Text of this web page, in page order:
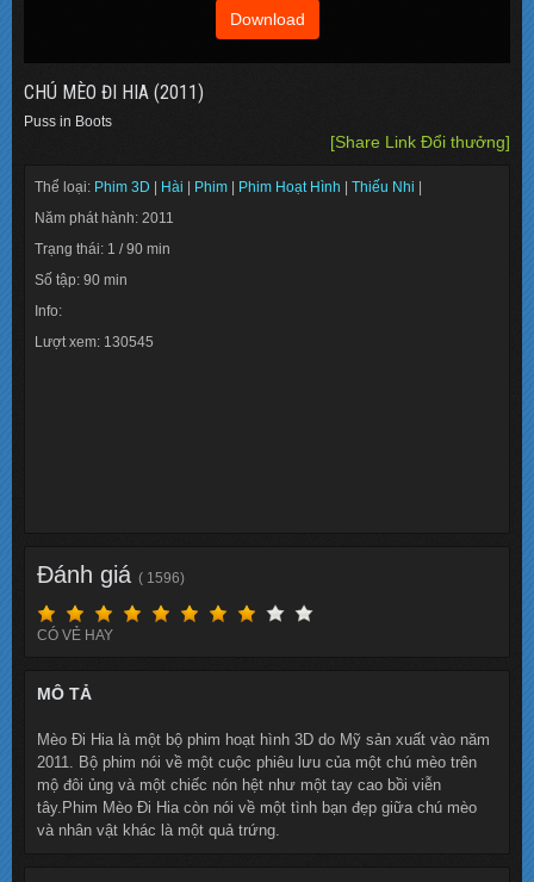
Download
CHÚ MÈO ĐI HIA (2011)
Puss in Boots
[Share Link Đổi thưởng]
Thể loại: Phim 3D Hài Phim Phim Hoạt Hình Thiếu Nhi
Năm phát hành: 2011
Trạng thái: 1 / 90 min
Số tập: 90 min
Info:
Lượt xem: 130545
Đánh giá ( 1596)
CÓ VẺ HAY
MÔ TẢ
Mèo Đi Hia là một bộ phim hoạt hình 3D do Mỹ sản xuất vào năm
2011. Bộ phim nói về một cuộc phiêu lưu của một chú mèo trên
mộ đôi ủng và một chiếc nón hệt như một tay cao bồi viễn
tây.Phim Mèo Đi Hia còn nói về một tình bạn đẹp giữa chú mèo
và nhân vật khác là một quả trứng.